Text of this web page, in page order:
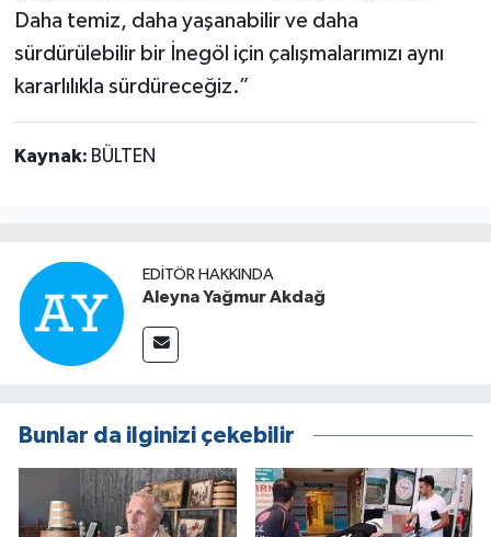
Daha temiz, daha yaşanabilir ve daha
sürdürülebilir bir İnegöl için çalışmalarımızı aynı
kararlılıkla sürdüreceğiz.”
Kaynak: BÜLTEN
EDITÖR HAKKINDA
Aleyna Yağmur Akdağ
Bunlar da ilginizi çekebilir